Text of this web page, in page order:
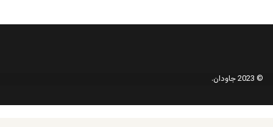
© 2023 جاودان.